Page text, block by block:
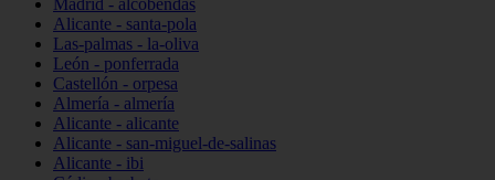
Madrid - alcobendas
Alicante - santa-pola
Las-palmas - la-oliva
León - ponferrada
Castellón - orpesa
Almería - almería
Alicante - alicante
Alicante - san-miguel-de-salinas
Alicante - ibi